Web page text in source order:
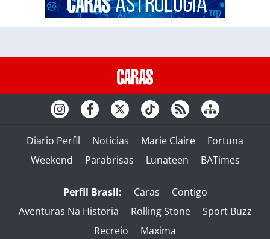
Diario Perfil Noticias Marie Claire
Fortuna
Weekend
Parabrisas Lunateen BATimes
Perfil Brasil: Caras
Contigo
Aventuras Na Historia
Rolling Stone
Sport Buzz
Recreio
Maxima